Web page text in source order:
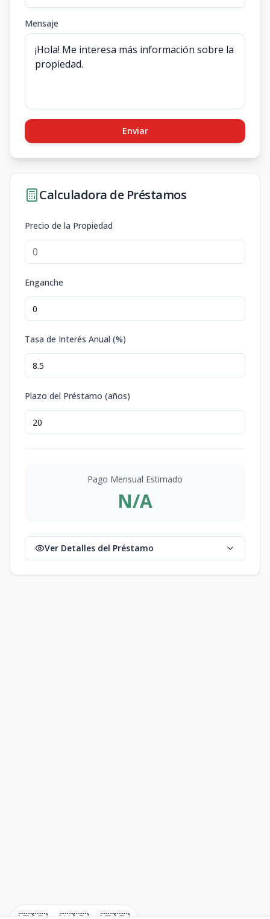
Mensaje
Enviar
Calculadora de Préstamos
Precio de la Propiedad
Enganche
Tasa de Interés Anual (%)
Plazo del Préstamo (años)
Pago Mensual Estimado
N/A
Ver Detalles del Préstamo